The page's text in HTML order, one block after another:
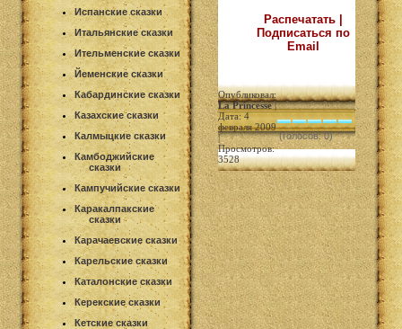
Испанские сказки
Итальянские сказки
Ительменские сказки
Йеменские сказки
Кабардинские сказки
Казахские сказки
Калмыцкие сказки
Камбоджийские
сказки
Кампучийские сказки
Каракалпакские
сказки
Карачаевские сказки
Карельские сказки
Каталонские сказки
Керекские сказки
Кетские сказки
Распечатать |
Подписаться по
Email
Опубликовал:
La Princesse|
Дата: 4
февраля 2009
|
Просмотров:
3528
(голосов: 0)